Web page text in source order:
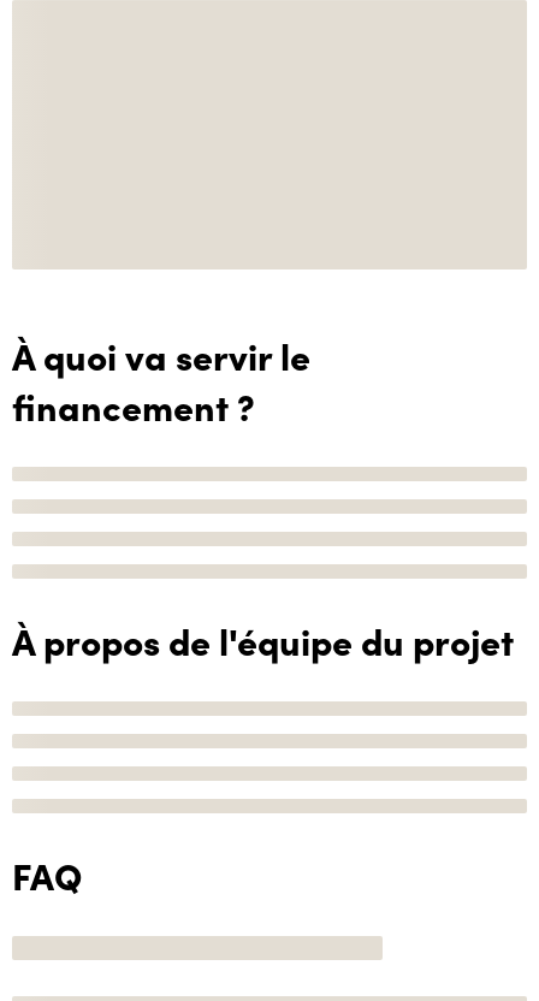
À quoi va servir le
financement ?
À propos de l'équipe du projet
FAQ